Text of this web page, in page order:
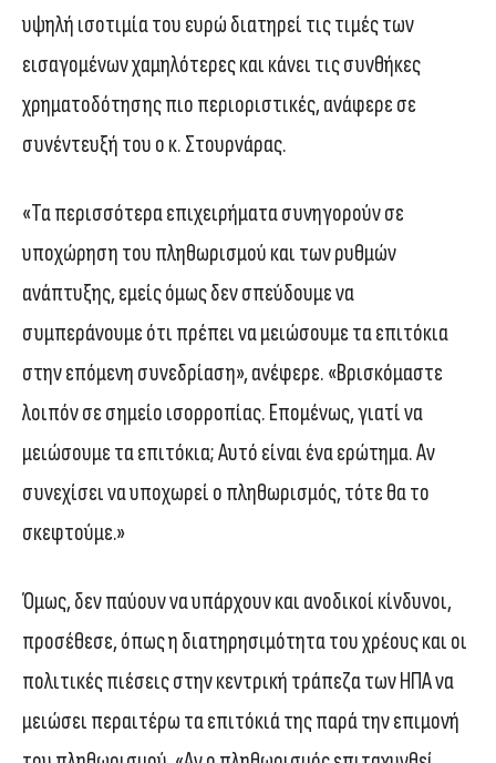
υψηλή ισοτιμία του ευρώ διατηρεί τις τιμές των
εισαγομένων χαμηλότερες και κάνει τις συνθήκες
χρηματοδότησης πιο περιοριστικές, ανάφερε σε
συνέντευξή του ο κ. Στουρνάρας.
«Τα περισσότερα επιχειρήματα συνηγορούν σε
υποχώρηση του πληθωρισμού και των ρυθμών
ανάπτυξης, εμείς όμως δεν σπεύδουμε να
συμπεράνουμε ότι πρέπει να μειώσουμε τα επιτόκια
στην επόμενη συνεδρίαση», ανέφερε. «Βρισκόμαστε
λοιπόν σε σημείο ισορροπίας. Επομένως, γιατί να
μειώσουμε τα επιτόκια; Αυτό είναι ένα ερώτημα. Αν
συνεχίσει να υποχωρεί ο πληθωρισμός, τότε θα το
σκεφτούμε.»
Όμως, δεν παύουν να υπάρχουν και ανοδικοί κίνδυνοι,
προσέθεσε, όπως η διατηρησιμότητα του χρέους και οι
πολιτικές πιέσεις στην κεντρική τράπεζα των ΗΠΑ να
μειώσει περαιτέρω τα επιτόκιά της παρά την επιμονή